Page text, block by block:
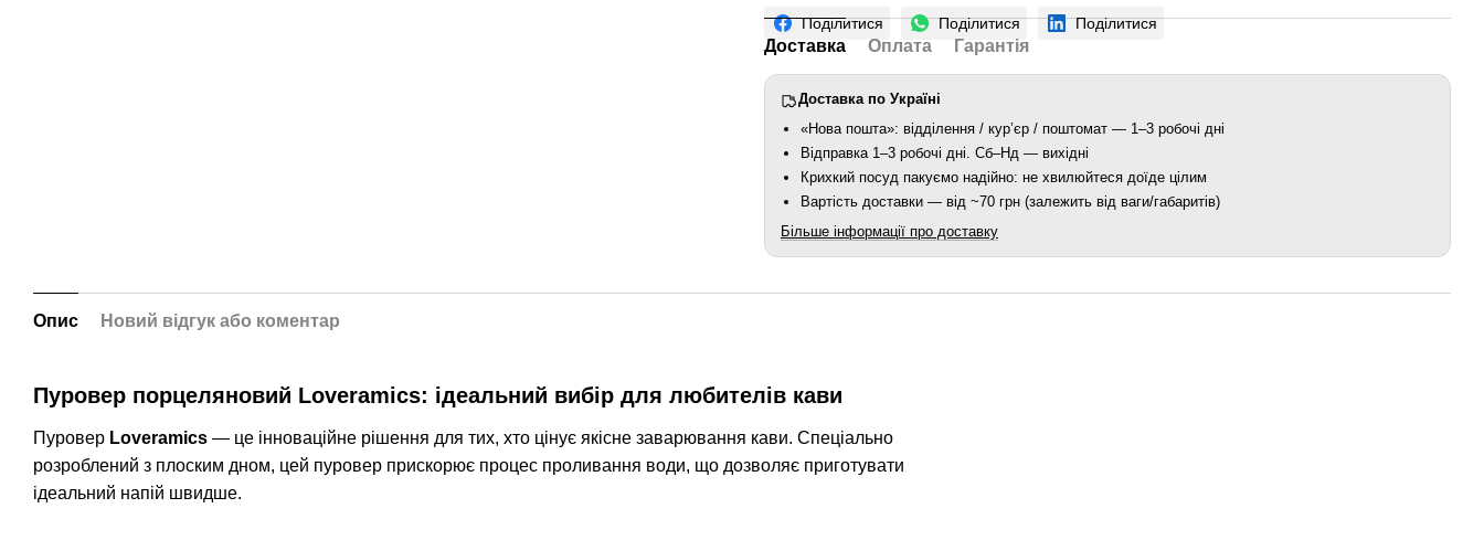
Поділитися Поділитися Поділитися
Доставка Оплата Гарантія
Доставка по Україні
«Нова пошта»: відділення / кур’єр / поштомат — 1–3 робочі дні
Відправка 1–3 робочі дні. Сб–Нд — вихідні
Крихкий посуд пакуємо надійно: не хвилюйтеся доїде цілим
Вартість доставки — від ~70 грн (залежить від ваги/габаритів)
Більше інформації про доставку
Опис Новий відгук або коментар
Пуровер порцеляновий Loveramics: ідеальний вибір для любителів кави
Пуровер Loveramics — це інноваційне рішення для тих, хто цінує якісне заварювання кави. Спеціально
розроблений з плоским дном, цей пуровер прискорює процес проливання води, що дозволяє приготувати
ідеальний напій швидше.